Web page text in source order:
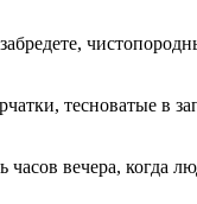
тесноватые в
вечера, когда